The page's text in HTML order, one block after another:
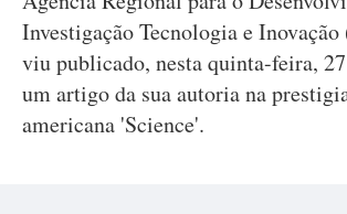
Investigação Tecnologia e
viu publicado, nesta quinta-feira,
um artigo da sua autoria na
americana 'Science'.